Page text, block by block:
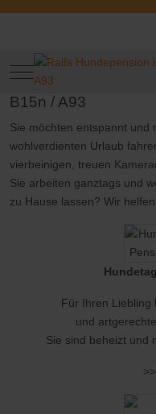
09451 9443803
0176
Mobile Menu Toggle
Ralfs Hundepension
Ihre Hundepension
B15n / A93
Sie möchten entspannt und
wohlverdienten Urlaub
vierbeinigen, treuen
Sie arbeiten ganztags und
zu Hause lassen? Wir
Für Ihren Liebling
und
Sie sind beheizt und
>>